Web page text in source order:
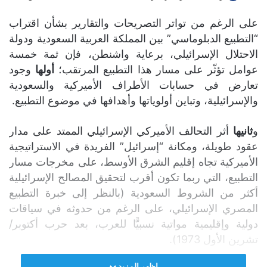
على الرغم من تواتر التصريحات والتقارير بشأن اقتراب
“التطبيع الدبلوماسي” بين المملكة العربية السعودية ودولة
الاحتلال الإسرائيلي، برعاية واشنطن، فإن ثمة خمسة
عوامل تؤثّر على مسار هذا التطبيع المرتقب؛ أولها وجود
تعارض في حسابات الأطراف الأميركية والسعودية
والإسرائيلية، وتباين أولوياتها وأهدافها في موضوع التطبيع.
وثانيها أثر التحالف الأميركي الإسرائيلي الممتد على مدار
عقود طويلة، ومكانة “إسرائيل” الفريدة في الاستراتيجية
الأميركية تجاه إقليم الشرق الأوسط، على مخرجات مسار
التطبيع، التي ربما تكون أقرب لتحقيق المصالح الإسرائيلية
أكثر من الشروط السعودية (بالنظر إلى خبرة التطبيع
المصري الإسرائيلي، على الرغم من حدوثه في سياقات
دولية وإقليمية مواتية نسبيًّا للعرب، بعد حرب أكتوبر/
تشرين الأول 1973).